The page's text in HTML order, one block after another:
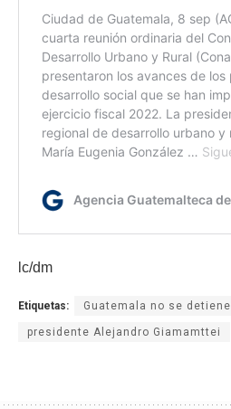
lc/dm
Etiquetas: Guatemala no se detiene
presidente Alejandro Giamamttei